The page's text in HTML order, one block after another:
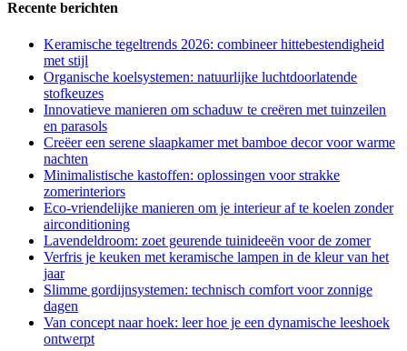
Recente berichten
Keramische tegeltrends 2026: combineer hittebestendigheid
met stijl
Organische koelsystemen: natuurlijke luchtdoorlatende
stofkeuzes
Innovatieve manieren om schaduw te creëren met tuinzeilen
en parasols
Creëer een serene slaapkamer met bamboe decor voor warme
nachten
Minimalistische kastoffen: oplossingen voor strakke
zomerinteriors
Eco-vriendelijke manieren om je interieur af te koelen zonder
airconditioning
Lavendeldroom: zoet geurende tuinideeën voor de zomer
Verfris je keuken met keramische lampen in de kleur van het
jaar
Slimme gordijnsystemen: technisch comfort voor zonnige
dagen
Van concept naar hoek: leer hoe je een dynamische leeshoek
ontwerpt